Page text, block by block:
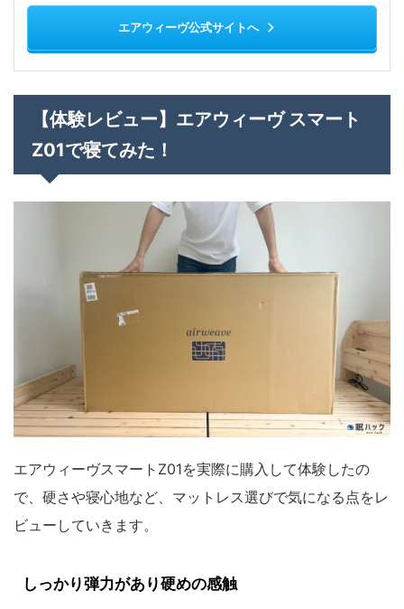
エアウィーヴ公式サイトへ
【体験レビュー】エアウィーヴ スマート
Z01で寝てみた！
エアウィーヴスマートZ01を実際に購入して体験したの
で、硬さや寝心地など、マットレス選びで気になる点をレ
ビューしていきます。
しっかり弾力があり硬めの感触